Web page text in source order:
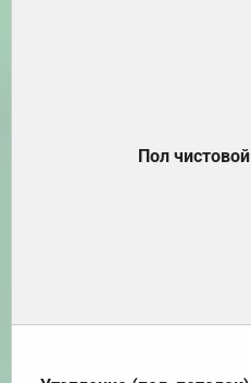
Пол чистовой